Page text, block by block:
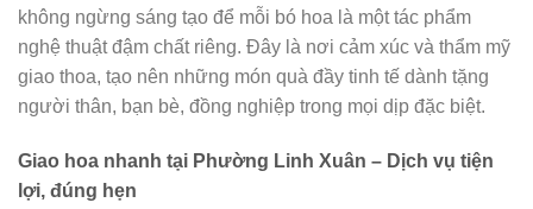
không ngừng sáng tạo để mỗi bó hoa là một tác phẩm
nghệ thuật đậm chất riêng. Đây là nơi cảm xúc và thẩm mỹ
giao thoa, tạo nên những món quà đầy tinh tế dành tặng
người thân, bạn bè, đồng nghiệp trong mọi dịp đặc biệt.
Giao hoa nhanh tại Phường Linh Xuân – Dịch vụ tiện
lợi, đúng hẹn